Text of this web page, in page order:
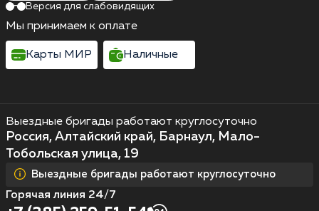
Выездные бригады работают круглосуточно
Россия, Алтайский край, Барнаул, Мало-
Тобольская улица, 19
Выездные бригады работают круглосуточно
Горячая линия 24/7
Версия для слабовидящих
Мы принимаем к оплате
Карты МИР Наличные